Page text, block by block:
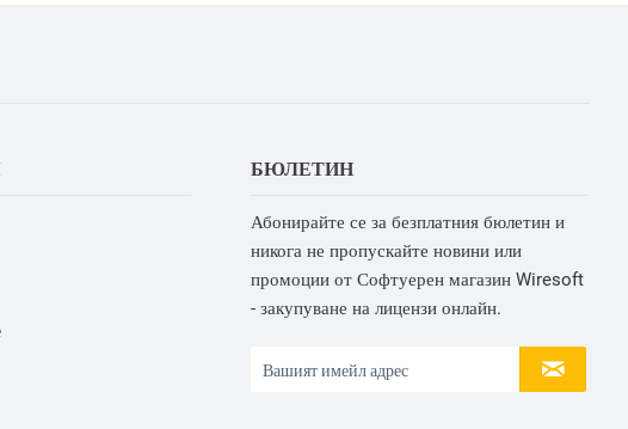
БЮЛЕТИН
Абонирайте се за безплатния бюлетин и
никога не пропускайте новини или
промоции от Софтуерен магазин Wiresoft
- закупуване на лицензи онлайн.